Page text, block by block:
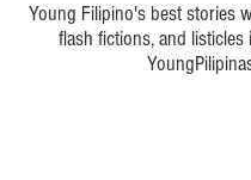
Young Filipino's best stories
flash fictions, and listicles